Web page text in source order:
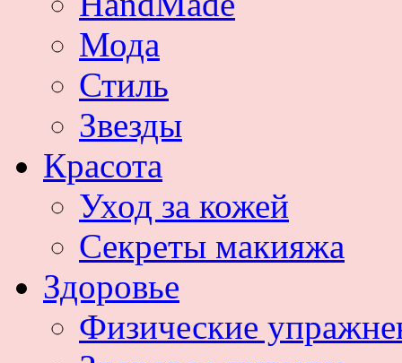
Мода
Стиль
Звезды
Красота
Уход за кожей
Секреты макияжа
Здоровье
Физические